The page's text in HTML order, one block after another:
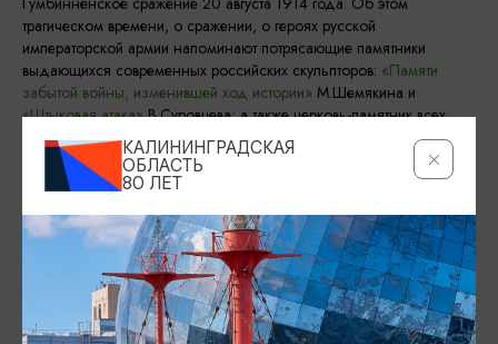
трагическом времени, о сражении, о героях русской
императорской армии напоминают потрясающие памятники
выдающихся современных российских скульпторов: «Памяти
забытой войны, изменившей ход истории» М.Шемякина и
«Штыковая атака»В.Суровцева; а также церковь-памятник всех
Святых памяти павших в годы Первой мировой войны.
Во вторую мировую войну город снова будет вписан в летопись
знаковых событий: именем города будет обозначена
наступательная операция 3го Белорусского фронта на территории
гитлеровской Германии-Гумбинненский прорыв. О двух войнах и
об истории города в целом Вы узнаете висторико-краеведческом
, одном из лучших музеев не только нашей области, но и
страны. Многие гости говорят так: уже только ради этого
замечательного музея стоило поехать в этот город.
КАЛИНИНГРАДСКАЯ
ОБЛАСТЬ
80 ЛЕТ